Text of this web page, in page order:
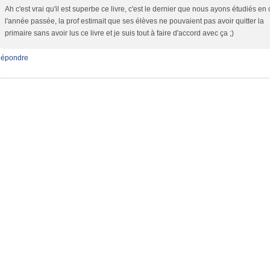
Ah c'est vrai qu'il est superbe ce livre, c'est le dernier que nous ayons étudiés en
l'année passée, la prof estimait que ses élèves ne pouvaient pas avoir quitter la
primaire sans avoir lus ce livre et je suis tout à faire d'accord avec ça ;)